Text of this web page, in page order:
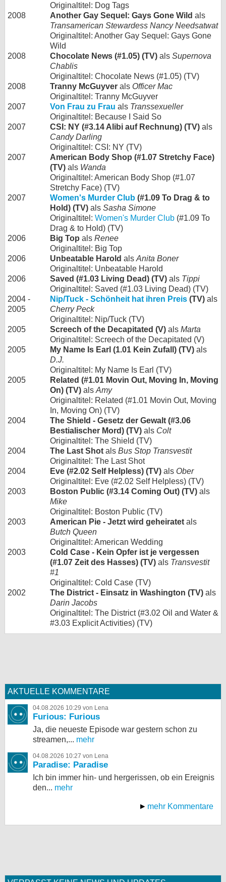
Originaltitel: Dog Tags
2008
Another Gay Sequel: Gays Gone Wild als
Transamerican Stewardess Nancy Needsatwat
Originaltitel: Another Gay Sequel: Gays Gone
Wild
2008
Chocolate News (#1.05) (TV) als Supernova
Chablis
Originaltitel: Chocolate News (#1.05) (TV)
2008
Tranny McGuyver als Officer Mac
Originaltitel: Tranny McGuyver
2007
Von Frau zu Frau als Transsexueller
Originaltitel: Because I Said So
2007
CSI: NY (#3.14 Alibi auf Rechnung) (TV) als
Candy Darling
Originaltitel: CSI: NY (TV)
2007
American Body Shop (#1.07 Stretchy Face)
(TV) als Wanda
Originaltitel: American Body Shop (#1.07
Stretchy Face) (TV)
2007
Women's Murder Club (#1.09 To Drag & to
Hold) (TV) als Sasha Simone
Originaltitel: Women's Murder Club (#1.09 To
Drag & to Hold) (TV)
2006
Big Top als Renee
Originaltitel: Big Top
2006
Unbeatable Harold als Anita Boner
Originaltitel: Unbeatable Harold
2006
Saved (#1.03 Living Dead) (TV) als Tippi
Originaltitel: Saved (#1.03 Living Dead) (TV)
2004 -
2005
Nip/Tuck - Schönheit hat ihren Preis (TV) als
Cherry Peck
Originaltitel: Nip/Tuck (TV)
2005
Screech of the Decapitated (V) als Marta
Originaltitel: Screech of the Decapitated (V)
2005
My Name Is Earl (1.01 Kein Zufall) (TV) als
D.J.
Originaltitel: My Name Is Earl (TV)
2005
Related (#1.01 Movin Out, Moving In, Moving
On) (TV) als Amy
Originaltitel: Related (#1.01 Movin Out, Moving
In, Moving On) (TV)
2004
The Shield - Gesetz der Gewalt (#3.06
Bestialischer Mord) (TV) als Colt
Originaltitel: The Shield (TV)
2004
The Last Shot als Bus Stop Transvestit
Originaltitel: The Last Shot
2004
Eve (#2.02 Self Helpless) (TV) als Ober
Originaltitel: Eve (#2.02 Self Helpless) (TV)
2003
Boston Public (#3.14 Coming Out) (TV) als
Mike
Originaltitel: Boston Public (TV)
2003
American Pie - Jetzt wird geheiratet als
Butch Queen
Originaltitel: American Wedding
2003
Cold Case - Kein Opfer ist je vergessen
(#1.07 Zeit des Hasses) (TV) als Transvestit
#1
Originaltitel: Cold Case (TV)
2002
The District - Einsatz in Washington (TV) als
Darin Jacobs
Originaltitel: The District (#3.02 Oil and Water &
#3.03 Explicit Activities) (TV)
AKTUELLE KOMMENTARE
04.08.2026 10:29 von Lena
Furious: Furious
Ja, die neueste Episode war gestern schon zu
streamen,... mehr
04.08.2026 10:27 von Lena
Paradise: Paradise
Ich bin immer hin- und hergerissen, ob ein Ereignis
den... mehr
mehr Kommentare